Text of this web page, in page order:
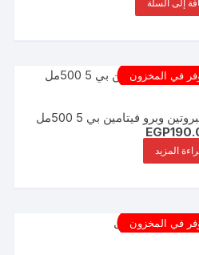
إلى السلة
في المخزون
وبرو فيتامين بي 5 500مل
EGP
المزيد
في المخزون